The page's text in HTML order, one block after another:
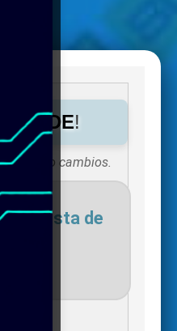
!
o cambios.
a tu lista de